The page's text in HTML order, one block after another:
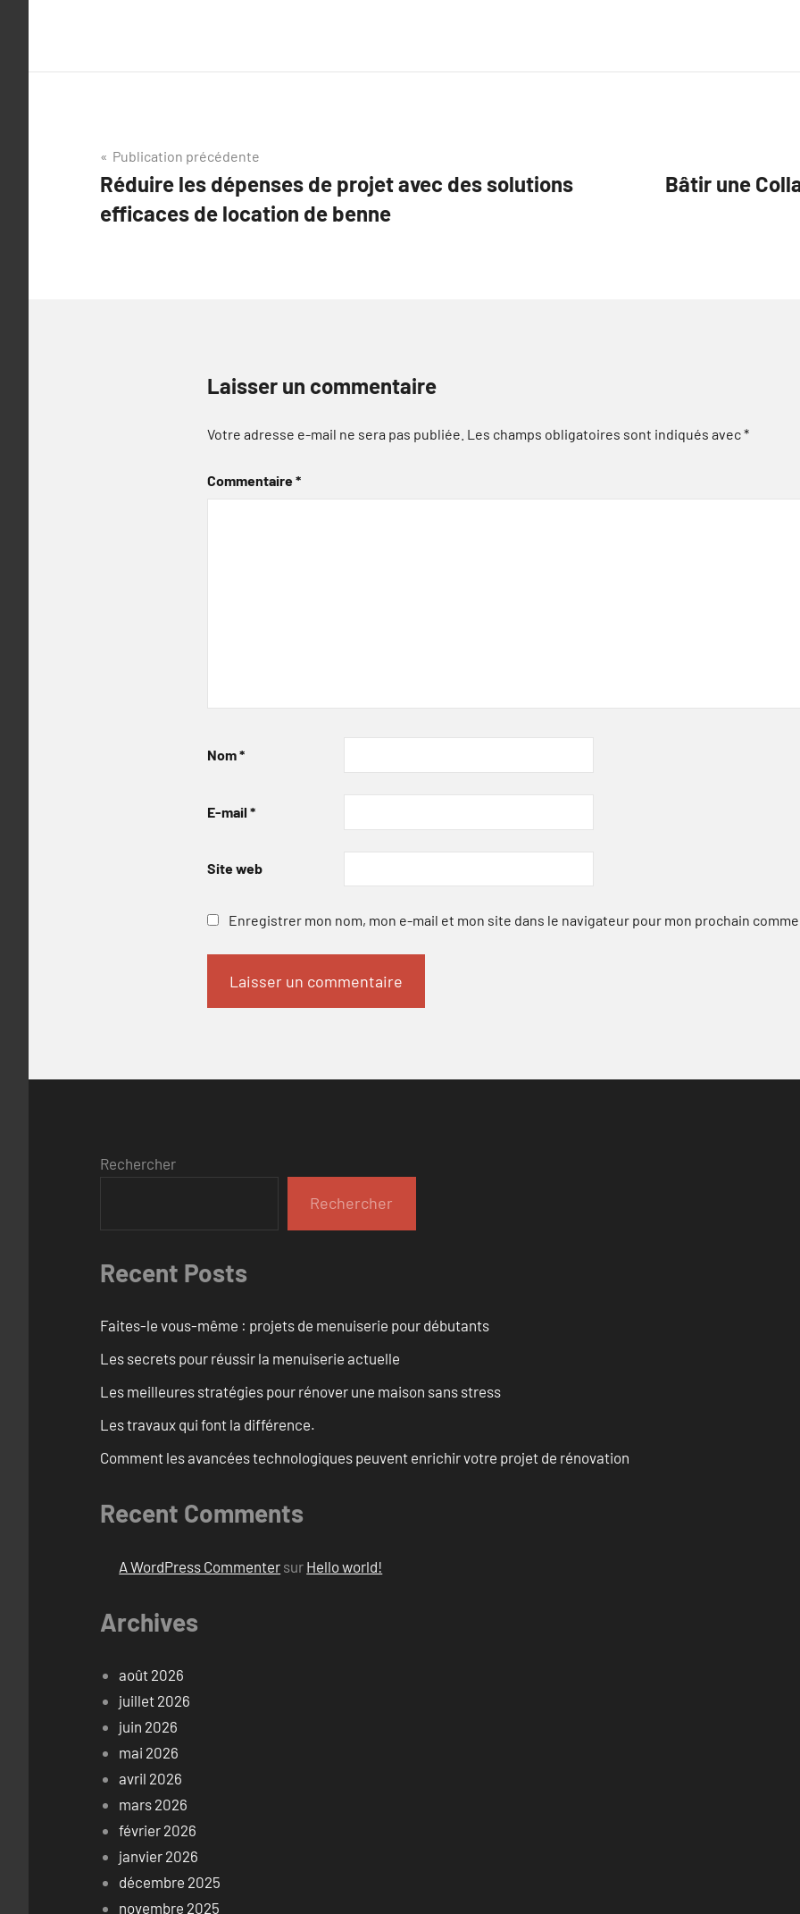
Navigation
de
l’article
Publication précédente
Réduire les dépenses de projet avec des solutions
efficaces de location de benne
Bâtir une
Laisser un commentaire
Votre adresse e-mail ne sera pas publiée. Les champs obligatoires sont indiqués avec*
Commentaire*
Nom*
E-mail *
Site web
Enregistrer mon nom, mon e-mail et mon site dans le navigateur pour mon prochain
Rechercher
Rechercher
Recent Posts
Faites-le vous-même : projets de menuiserie pour débutants
Les secrets pour réussir la menuiserie actuelle
Les meilleures stratégies pour rénover une maison sans stress
Les travaux qui font la différence.
Comment les avancées technologiques peuvent enrichir votre projet de rénovation
Recent Comments
A WordPress Commenter sur Hello world!
Archives
août 2026
juillet 2026
juin 2026
mai 2026
avril 2026
mars 2026
février 2026
janvier 2026
décembre 2025
novembre 2025